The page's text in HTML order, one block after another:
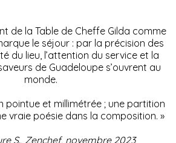
de la Table de Cheffe Gilda comme
le séjour : par la précision des
du lieu, l’attention du service et la
de Guadeloupe s’ouvrent au
monde.
pointue et millimétrée ; une partition
vraie poésie dans la composition. »
S., Zenchef, novembre 2023